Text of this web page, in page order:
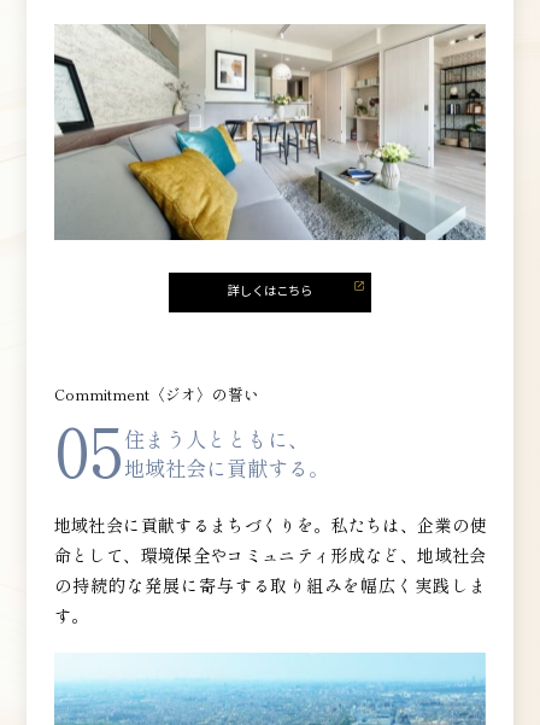
Commitment〈ジオ〉の誓い
05住まう人とともに、
地域社会に貢献する。
地域社会に貢献するまちづくりを。私たちは、企業の使
命として、環境保全やコミュニティ形成など、地域社会
の持続的な発展に寄与する取り組みを幅広く実践しま
す。